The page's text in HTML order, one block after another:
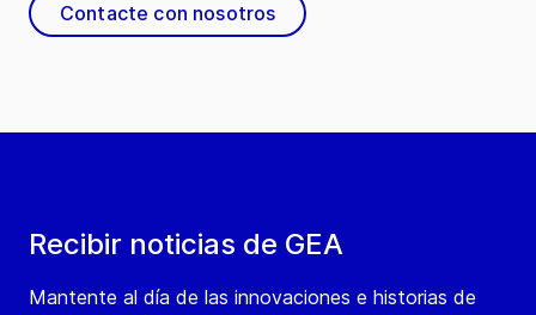
Recibir noticias de GEA
Mantente al día de las innovaciones e historias de
Contacte con nosotros